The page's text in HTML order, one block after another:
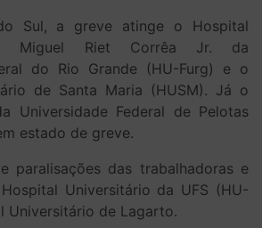
Sul, a greve atinge o Hospital
Miguel Riet Corrêa Jr. da
do Rio Grande (HU-Furg) e o
de Santa Maria (HUSM). Já o
Universidade Federal de Pelotas
estado de greve.
paralisações das trabalhadoras e
Universitário da UFS (HU-
Universitário de Lagarto.